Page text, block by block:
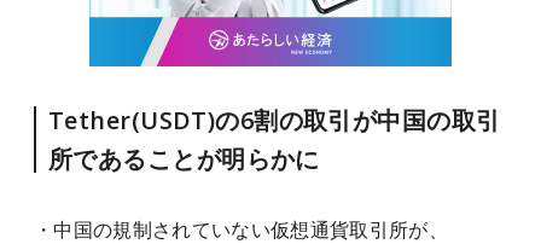
Tether(USDT)の6割の取引が中国の取引
所であることが明らかに
・中国の規制されていない仮想通貨取引所が、